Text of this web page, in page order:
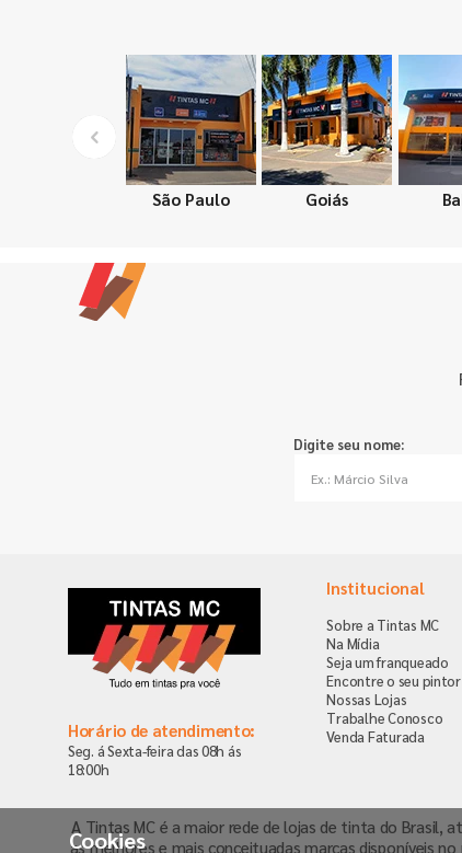
Cookies
São Paulo Goiás
Digite seu nome:
Horário de atendimento:
Seg. á Sexta-feira das 08h ás
18:00h
Institucional
Sobre a Tintas MC
Na Mídia
Seja um franqueado
Encontre o seu pintor
Nossas Lojas
Trabalhe Conosco
Venda Faturada
A Tintas MC é a maior rede de lojas de tinta do Brasil,
as melhores e mais conceituadas marcas disponíveis